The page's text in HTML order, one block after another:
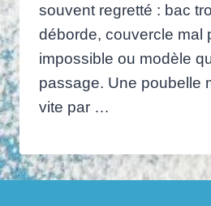
souvent regretté : bac
déborde, couvercle mal
impossible ou modèle
passage. Une poubelle
vite par …